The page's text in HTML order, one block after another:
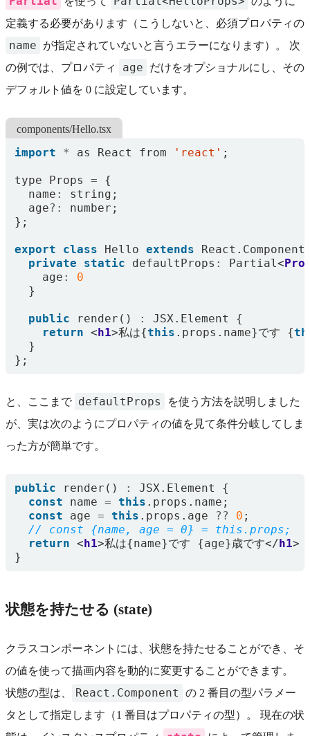
定義する必要があります（こうしないと、必須プロパティの
name
が指定されていないと言うエラーになります）。 次
の例では、プロパティ
age
だけをオプショナルにし、その
デフォルト値を 0 に設定しています。
components/Hello.tsx
import * as React from 'react' ;
type Props =
{
name : string ;
age?: number ;
};
export class Hello extends React . Component
private
static defaultProps : Partial<
age :
0
}
public render () : JSX. Element
{
return <h1>私は{this . props . name}です {
}
};
と、ここまで defaultProps
を使う方法を説明しました
が、実は次のようにプロパティの値を見て条件分岐してしま
った方が簡単です。
public render () : JSX . Element
{
const
name = this . props . name ;
const
age = this . props . age ?? 0 ;
return <h1>私は{name}です {age}歳です</h1>
}
状態を持たせる (state)
クラスコンポーネントには、状態を持たせることができ、そ
の値を使って描画内容を動的に変更することができます。
状態の型は、
React.Component
の 2 番目の型パラメー
タとして指定します（1 番目はプロパティの型）。 現在の状